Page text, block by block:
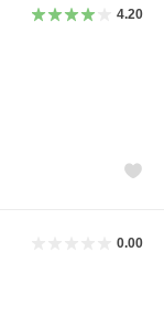
4.20
0.00